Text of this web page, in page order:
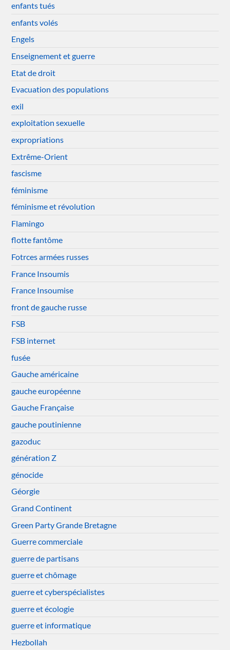
enfants tués
enfants volés
Engels
Enseignement et guerre
Etat de droit
Evacuation des populations
exil
exploitation sexuelle
expropriations
Extrême-Orient
fascisme
féminisme
féminisme et révolution
Flamingo
flotte fantôme
Fotrces armées russes
France Insoumis
France Insoumise
front de gauche russe
FSB
FSB internet
fusée
Gauche américaine
gauche européenne
Gauche Française
gauche poutinienne
gazoduc
génération Z
génocide
Géorgie
Grand Continent
Green Party Grande Bretagne
Guerre commerciale
guerre de partisans
guerre et chômage
guerre et cyberspécialistes
guerre et écologie
guerre et informatique
Hezbollah